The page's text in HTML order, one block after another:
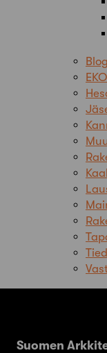
Suomen